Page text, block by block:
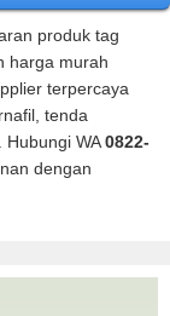
produk tag
harga murah
terpercaya
tenda
Hubungi WA0822-
dengan